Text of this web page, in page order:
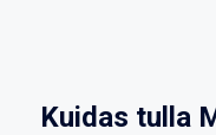
Kuidas tulla